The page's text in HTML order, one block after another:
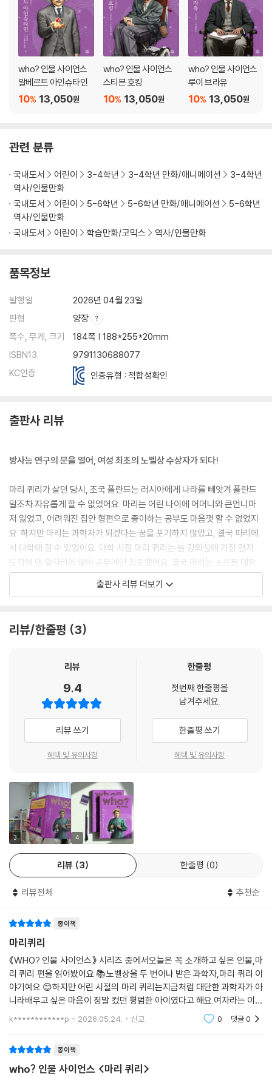
who? 인물 사이언스
알베르트 아인슈타인
13,050원
10%
who? 인물 사이언스
스티븐 호킹
13,050원
10%
who? 인물 사이언스
루이 브라유
13,050원
10%
관련 분류
국내도서 어린이 3-4학년 3-4학년 만화/애니메이션
3-4학년
역사/인물만화
국내도서
어린이 5-6학년 5-6학년 만화/애니메이션
5-6학년
역사/인물만화
국내도서
어린이 학습만화/코믹스 역사/인물만화
품목정보
발행일
2026년 04월 23일
판형
양장
쪽수, 무게, 크기
184쪽 | 188*255*20mm
ISBN13
9791130688077
KC인증
인증유형 : 적합성확인
출판사 리뷰
방사능 연구의 문을 열어, 여성 최초의 노벨상 수상자가 되다!
마리 퀴리가 살던 당시, 조국 폴란드는 러시아에게 나라를 빼앗겨 폴란드
말조차 자유롭게 할 수 없었어요. 마리는 어린 나이에 어머니와 큰언니마
저 잃었고, 어려워진 집안 형편으로 좋아하는 공부도 마음껏 할 수 없었지
요. 하지만 마리는 과학자가 되겠다는 꿈을 포기하지 않았고, 결국 파리에
서 대학에 갈 수 있었어요. 대학 시절 마리 퀴리는 늘 강의실에 가장 먼저
도착해 맨 앞자리에 앉아 공부에만 집중했어요. 결국 마리는 소르본 대학
교 최초의 여성 박사가 되었어요.
마리는 잘 알려져 있지도 않고, 많은 사람들이 관심을 갖지 않았던 방사능
원소에 조국의 이름을 따 ‘폴로늄’이라 이름 붙였어요. 이후 더 강한 방사성
노벨상 수상자가 되었어요. 방사능 연구를 계속한 끝에 1911년에는 노벨
퀴리의 발견으로 방사능 연구와 핵물리학 분야는 눈부신 발전을 할 수 있
통합지식+ 코너에서는 마리 퀴리의 성공 열쇠와 마리 퀴리가 살았던 시대
의 역사, 마리 퀴리 외에 세상을 놀라게 한 여성 과학자 등 다양한 배경 지
사회 등 여러 영역의 통합 학습이 가능합니다.
어린이 진로 탐색 코너는 자기 이해와 직업 세계 이해, 진로 설계 등 진로
탐색 단계별 활동을 담았습니다. 화학자라는 마리 퀴리의 직업 세계를 더
깊이 이해하고 독자 스스로 자신의 진로를 탐색해 볼 수 있도록 해 줍니다.
출판사 리뷰 더보기
리뷰/한줄평 3
리뷰
9.4
리뷰 쓰기
혜택 및 유의사항
한줄평
첫번째 한줄평을
남겨주세요.
한줄평 쓰기
혜택 및 유의사항
3 4
리뷰 3 한줄평 0
리뷰전체 추천순
종이책
마리퀴리
《WHO? 인물 사이언스》 시리즈 중에서오늘은 꼭 소개하고 싶은 인물,마
리 퀴리 편을 읽어봤어요 📚노벨상을 두 번이나 받은 과학자,마리 퀴리 이
야기예요 😊하지만 어린 시절의 마리 퀴리는지금처럼 대단한 과학자가 아
니라배우고 싶은 마음이 정말 컸던 평범한 아이였다고 해요.여자라는 이유
로마음껏 공부하기 어려웠던 시대였지만,포기하지 않고 끝까지 자신의 길
k************p 2026.05.24. 신고 0 댓글0
종이책
who? 인물 사이언스 <마리 퀴리>